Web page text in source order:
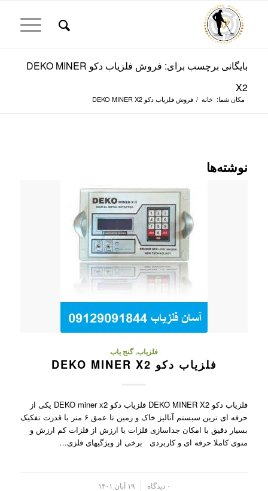
بایگانی برچسب برای: فروش فلزیاب دکو DEKO MINER
X2
مکان شما: خانه / فروش فلزیاب دکو DEKO MINER X2
نوشته‌ها
فلزیاب,گنج یاب
فلزیاب دکو DEKO MINER X2
فلزیاب دکو DEKO MINER X2 فلزیاب دکو DEKO miner x2 یکی از
حرفه ای ترین سیستم آنالیز خاک و زمین تا عمق ۶ متر با قدرت تفکیک
بسیار دقیق با امکان جداسازی فلزات با ارزش از فلزات کم ارزش و
منوی کاملا حرفه ای و کاربردی برخی از ویژگیهای فلزی…
۰ دیدگاه ۱۹ آبان ۱۴۰۱